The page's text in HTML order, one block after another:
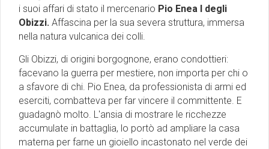
i suoi affari di stato il mercenario Pio Enea I degli
Obizzi. Affascina per la sua severa struttura, immersa
nella natura vulcanica dei colli.
Gli Obizzi, di origini borgognone, erano condottieri:
facevano la guerra per mestiere, non importa per chi o
a sfavore di chi. Pio Enea, da professionista di armi ed
eserciti, combatteva per far vincere il committente. E
guadagnò molto. L'ansia di mostrare le ricchezze
accumulate in battaglia, lo portò ad ampliare la casa
materna per farne un gioiello incastonato nel verde dei